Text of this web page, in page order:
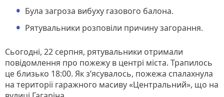
Була загроза вибуху газового балона.
Рятувальники розповіли причину загорання.
Сьогодні, 22 серпня, рятувальники отримали
повідомлення про пожежу в центрі міста. Трапилось
це близько 18:00. Як з’ясувалось, пожежа спалахнула
на території гаражного масиву «Центральний», що на